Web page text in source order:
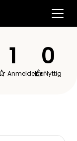
1
Anmeldelser
0
Nyttig